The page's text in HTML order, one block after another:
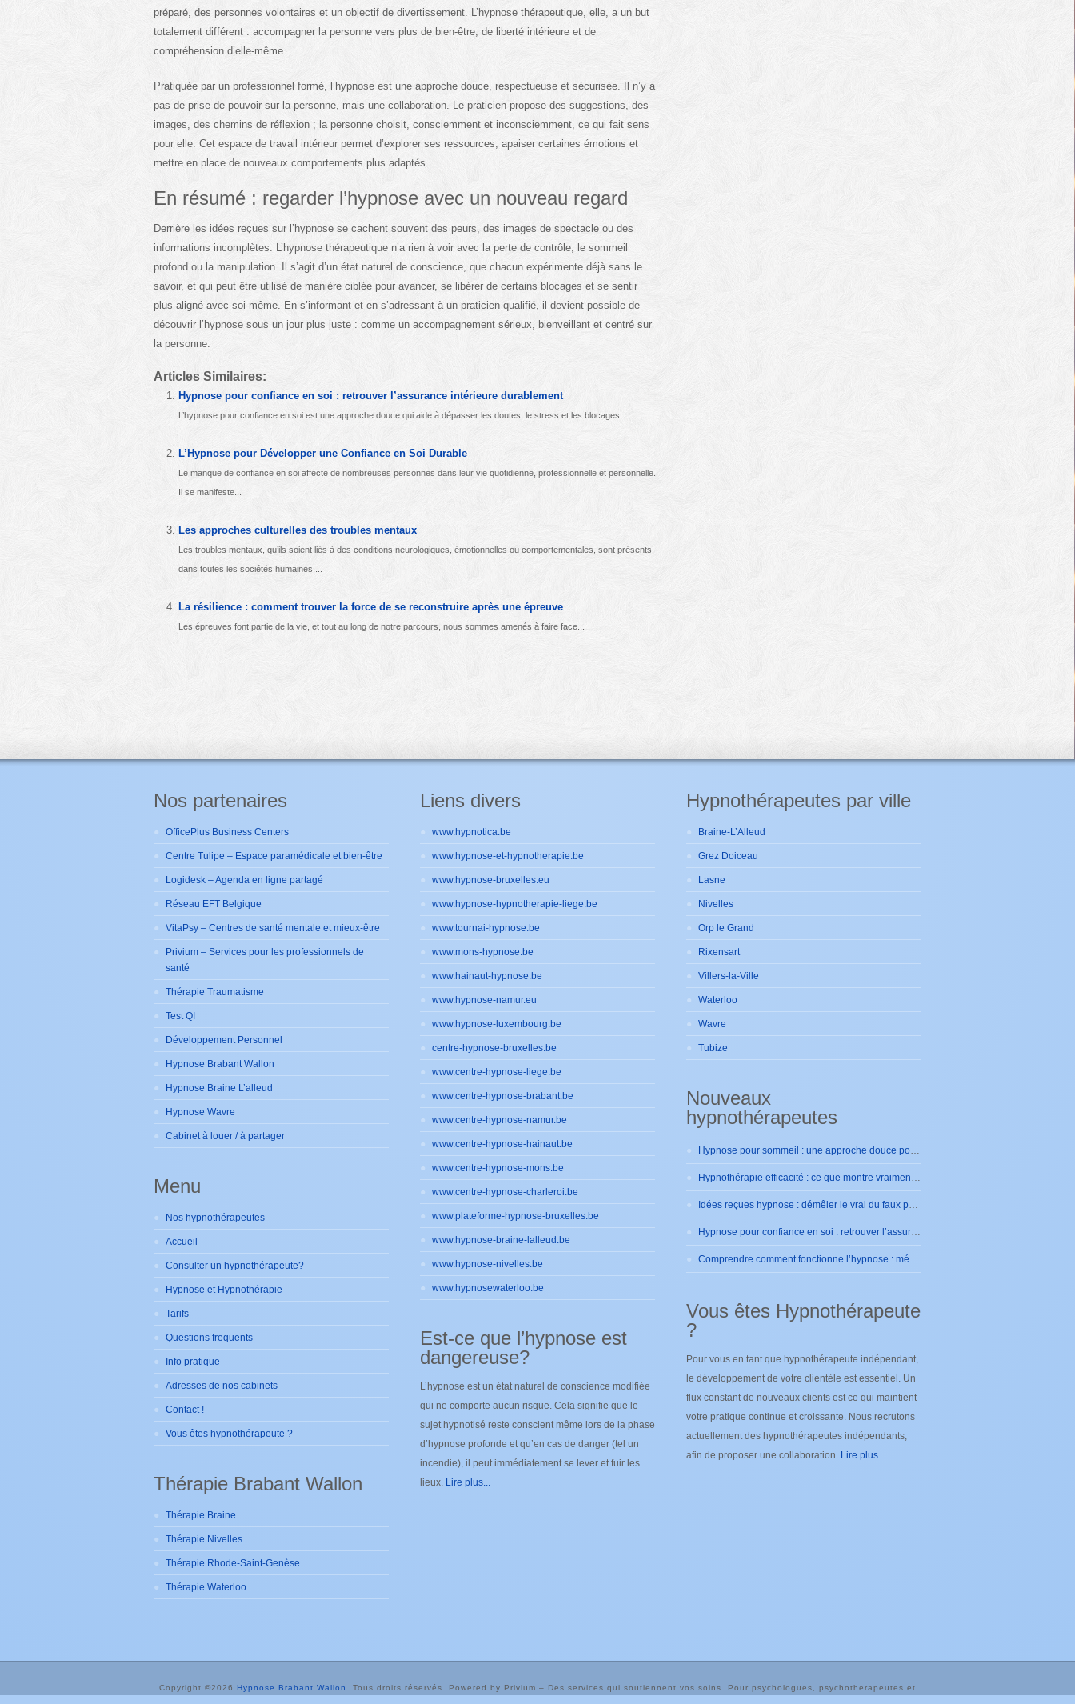
préparé, des personnes volontaires et un objectif de divertissement. L’hypnose thérapeutique, elle, a un but
totalement différent : accompagner la personne vers plus de bien-être, de liberté intérieure et de
compréhension d’elle-même.
Pratiquée par un professionnel formé, l’hypnose est une approche douce, respectueuse et sécurisée. Il n’y a
pas de prise de pouvoir sur la personne, mais une collaboration. Le praticien propose des suggestions, des
images, des chemins de réflexion ; la personne choisit, consciemment et inconsciemment, ce qui fait sens
pour elle. Cet espace de travail intérieur permet d’explorer ses ressources, apaiser certaines émotions et
mettre en place de nouveaux comportements plus adaptés.
En résumé : regarder l’hypnose avec un nouveau regard
Derrière les idées reçues sur l’hypnose se cachent souvent des peurs, des images de spectacle ou des
informations incomplètes. L’hypnose thérapeutique n’a rien à voir avec la perte de contrôle, le sommeil
profond ou la manipulation. Il s’agit d’un état naturel de conscience, que chacun expérimente déjà sans le
savoir, et qui peut être utilisé de manière ciblée pour avancer, se libérer de certains blocages et se sentir
plus aligné avec soi-même. En s’informant et en s’adressant à un praticien qualifié, il devient possible de
découvrir l’hypnose sous un jour plus juste : comme un accompagnement sérieux, bienveillant et centré sur
la personne.
Articles Similaires:
Hypnose pour confiance en soi : retrouver l’assurance intérieure durablement
L’hypnose pour confiance en soi est une approche douce qui aide à dépasser les doutes, le stress et les blocages...
L’Hypnose pour Développer une Confiance en Soi Durable
Le manque de confiance en soi affecte de nombreuses personnes dans leur vie quotidienne, professionnelle et personnelle.
Il se manifeste...
Les approches culturelles des troubles mentaux
Les troubles mentaux, qu’ils soient liés à des conditions neurologiques, émotionnelles ou comportementales, sont présents
dans toutes les sociétés humaines....
La résilience : comment trouver la force de se reconstruire après une épreuve
Les épreuves font partie de la vie, et tout au long de notre parcours, nous sommes amenés à faire face...
Nos partenaires
OfficePlus Business Centers
Centre Tulipe – Espace paramédicale et bien-être
Logidesk – Agenda en ligne partagé
Réseau EFT Belgique
VitaPsy – Centres de santé mentale et mieux-être
Privium – Services pour les professionnels de
santé
Thérapie Traumatisme
Test QI
Développement Personnel
Hypnose Brabant Wallon
Hypnose Braine L’alleud
Hypnose Wavre
Cabinet à louer / à partager
Menu
Nos hypnothérapeutes
Accueil
Consulter un hypnothérapeute?
Hypnose et Hypnothérapie
Tarifs
Questions frequents
Info pratique
Adresses de nos cabinets
Contact !
Vous êtes hypnothérapeute ?
Thérapie Brabant Wallon
Thérapie Braine
Thérapie Nivelles
Thérapie Rhode-Saint-Genèse
Thérapie Waterloo
Liens divers
www.hypnotica.be
www.hypnose-et-hypnotherapie.be
www.hypnose-bruxelles.eu
www.hypnose-hypnotherapie-liege.be
www.tournai-hypnose.be
www.mons-hypnose.be
www.hainaut-hypnose.be
www.hypnose-namur.eu
www.hypnose-luxembourg.be
centre-hypnose-bruxelles.be
www.centre-hypnose-liege.be
www.centre-hypnose-brabant.be
www.centre-hypnose-namur.be
www.centre-hypnose-hainaut.be
www.centre-hypnose-mons.be
www.centre-hypnose-charleroi.be
www.plateforme-hypnose-bruxelles.be
www.hypnose-braine-lalleud.be
www.hypnose-nivelles.be
www.hypnosewaterloo.be
Est-ce que l’hypnose est
dangereuse?
L’hypnose est un état naturel de conscience modifiée
qui ne comporte aucun risque. Cela signifie que le
sujet hypnotisé reste conscient même lors de la phase
d’hypnose profonde et qu’en cas de danger (tel un
incendie), il peut immédiatement se lever et fuir les
lieux. Lire plus...
Hypnothérapeutes par ville
Braine-L’Alleud
Grez Doiceau
Lasne
Nivelles
Orp le Grand
Rixensart
Villers-la-Ville
Waterloo
Wavre
Tubize
Nouveaux
hypnothérapeutes
Hypnose pour sommeil : une approche douce pour retrouver des nuits sereines
Hypnothérapie efficacité : ce que montre vraiment la pratique
Idées reçues hypnose : démêler le vrai du faux pour se rassurer
Hypnose pour confiance en soi : retrouver l’assurance intérieure durablement
Comprendre comment fonctionne l’hypnose : mécanismes et effets sur le cerveau
Vous êtes Hypnothérapeute
?
Pour vous en tant que hypnothérapeute indépendant,
le développement de votre clientèle est essentiel. Un
flux constant de nouveaux clients est ce qui maintient
votre pratique continue et croissante. Nous recrutons
actuellement des hypnothérapeutes indépendants,
afin de proposer une collaboration. Lire plus...
Copyright ©2026 Hypnose Brabant Wallon
. Tous droits réservés. Powered by Privium – Des services qui soutiennent vos soins. Pour psychologues, psychotherapeutes et